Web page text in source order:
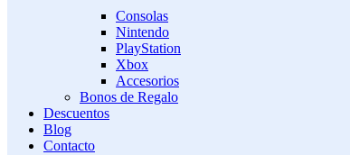
Consolas
Nintendo
PlayStation
Xbox
Accesorios
Bonos de Regalo
Descuentos
Blog
Contacto